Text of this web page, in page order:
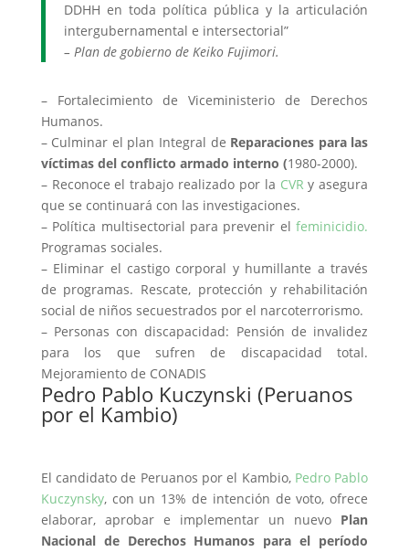
DDHH en toda política pública y la articulación
intergubernamental e intersectorial”
– Plan de gobierno de Keiko Fujimori.
– Fortalecimiento de Viceministerio de Derechos
Humanos.
– Culminar el plan Integral de Reparaciones para las
víctimas del conflicto armado interno (1980-2000).
– Reconoce el trabajo realizado por la CVRy asegura
que se continuará con las investigaciones.
– Política multisectorial para prevenir elfeminicidio.
Programas sociales.
– Eliminar el castigo corporal y humillante a través
de programas. Rescate, protección y rehabilitación
social de niños secuestrados por el narcoterrorismo.
– Personas con discapacidad: Pensión de invalidez
para los que sufren de discapacidad total.
Mejoramiento de CONADIS
Pedro Pablo Kuczynski (Peruanos
por el Kambio)
El candidato de Peruanos por el Kambio, Pedro Pablo
Kuczynsky, con un 13% de intención de voto, ofrece
elaborar, aprobar e implementar un nuevo Plan
Nacional de Derechos Humanos para el período